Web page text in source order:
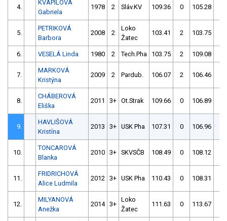
4.
KVAPILOVÁ
Gabriela
1978 2 Sláv.KV 109.36 0 105.28
5.
PETRIKOVÁ
Barbora
2008 2
Loko
Žatec
103.41 2 103.75
6. VESELÁ Linda 1980 2 Tech.Pha 103.75 2 109.08
7.
MARKOVÁ
Kristýna
2009 2 Pardub. 106.07 2 106.46
8.
CHÁBEROVÁ
Eliška
2011 3+ Ot.Strak 109.66 0 106.89
9.
HAVLIŠOVÁ
Kristína
2013 3+ USK Pha 107.31 0 106.96
10.
TONCAROVÁ
Blanka
2010 3+ SKVSČB 108.49 0 108.12
11.
FRIDRICHOVÁ
Alice Ludmila
2012 3+ USK Pha 110.43 0 108.31
12.
MILYANOVÁ
Anežka
2014 3+
Loko
Žatec
111.63 0 113.67